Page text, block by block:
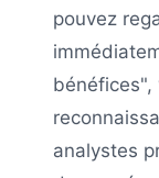
pouvez
bénéfices",
analystes